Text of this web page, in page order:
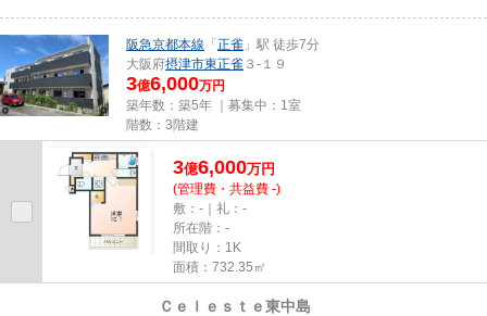
阪急京都本線 「 正雀 」駅 徒歩7分
大阪府摂津市東正雀 ３-１９
3億6,000万円
築年数：築5年 ｜募集中： 1室
階数：3階建
3億6,000万円
(管理費・共益費 -)
敷：-｜礼：-
所在階：-
間取り：1K
面積：732.35㎡
Ｃｅｌｅｓｔｅ東中島